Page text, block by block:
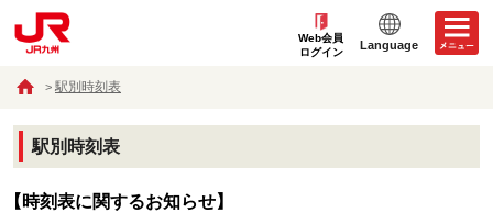
Web会員
ログイン
Language
駅別時刻表
駅別時刻表
【時刻表に関するお知らせ】